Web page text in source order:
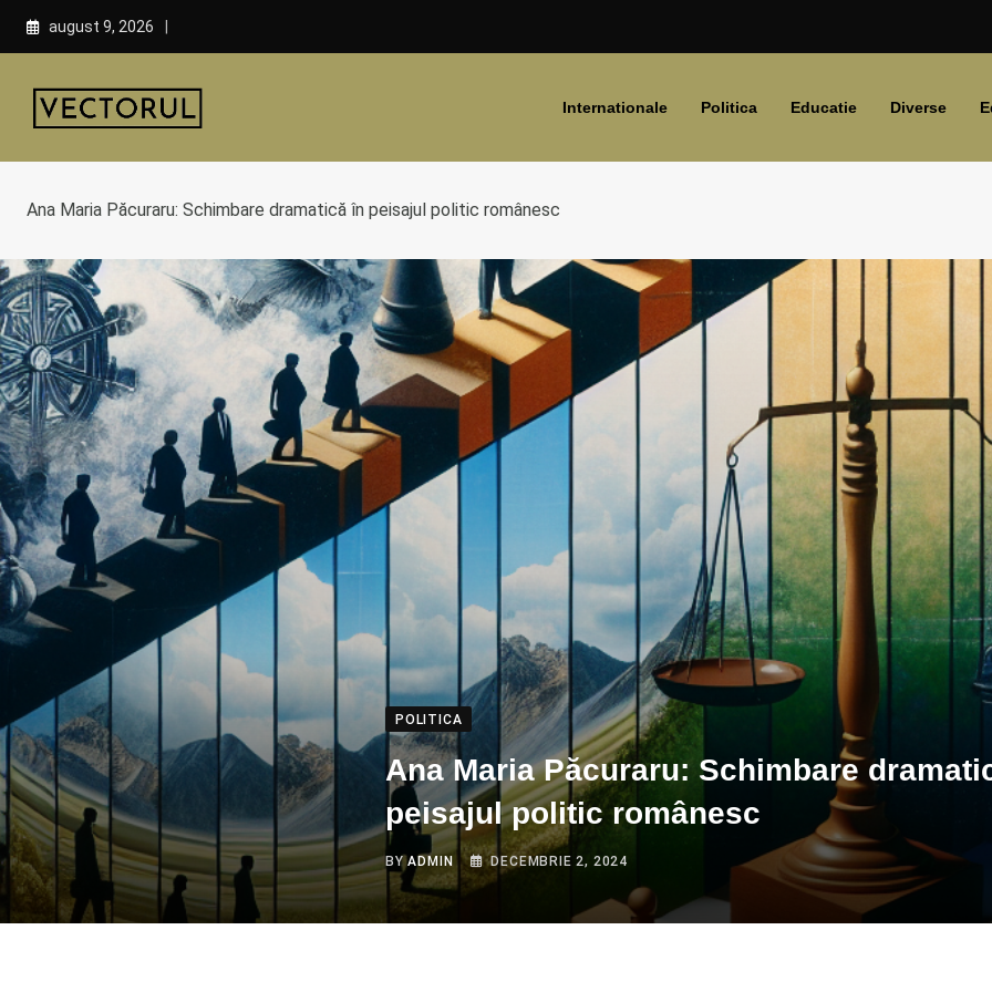
Skip
august 9, 2026
Internationale Politica Educatie Diverse
Ana Maria Păcuraru: Schimbare dramatică în peisajul politic românesc
POLITICA
Ana Maria Păcuraru: Schimbare
peisajul politic românesc
BYADMIN DECEMBRIE 2, 2024